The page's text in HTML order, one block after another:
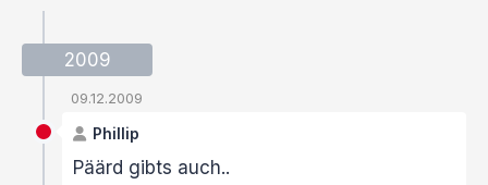
2009
09.12.2009
Phillip
Päärd gibts auch..